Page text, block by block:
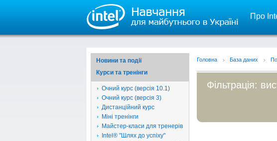
Про
Новини та події
Курси та тренінги
Очний курс (версія 10.1)
Очний курс (версія 3)
Дистанційний курс
Міні тренінги
Майстер-класи для тренерів
Intel® "Шлях до успіху"
Головна База даних
Фільтрація: